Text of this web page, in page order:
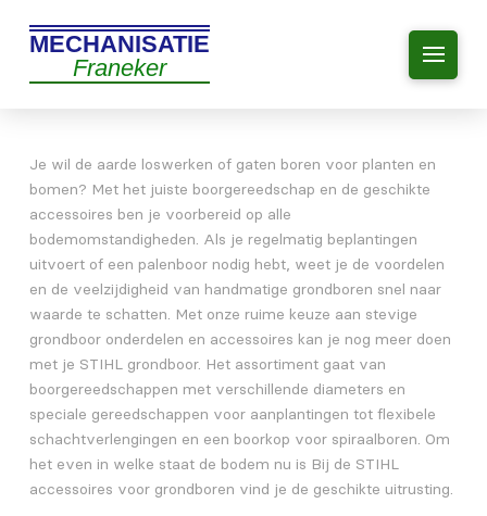
MECHANISATIE
Franeker
Je wil de aarde loswerken of gaten boren voor planten en
bomen? Met het juiste boorgereedschap en de geschikte
accessoires ben je voorbereid op alle
bodemomstandigheden. Als je regelmatig beplantingen
uitvoert of een palenboor nodig hebt, weet je de voordelen
en de veelzijdigheid van handmatige grondboren snel naar
waarde te schatten. Met onze ruime keuze aan stevige
grondboor onderdelen en accessoires kan je nog meer doen
met je STIHL grondboor. Het assortiment gaat van
boorgereedschappen met verschillende diameters en
speciale gereedschappen voor aanplantingen tot flexibele
schachtverlengingen en een boorkop voor spiraalboren. Om
het even in welke staat de bodem nu is Bij de STIHL
accessoires voor grondboren vind je de geschikte uitrusting.